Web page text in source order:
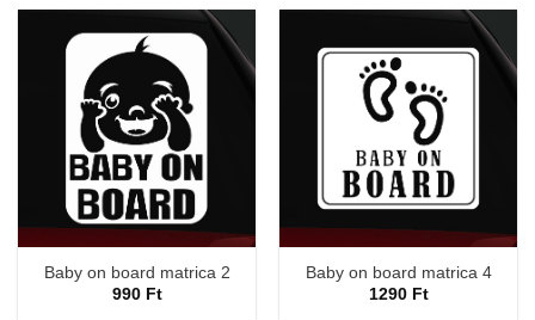
Baby on board matrica 2
990 Ft
Baby on board matrica 4
1290 Ft